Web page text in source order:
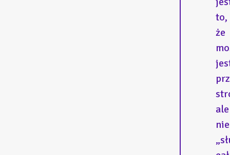
to,
że
ale
nie